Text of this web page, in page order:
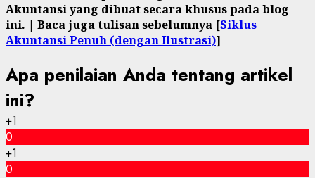
Akuntansi yang dibuat secara khusus pada blog
ini. | Baca juga tulisan sebelumnya [Siklus
Akuntansi Penuh (dengan Ilustrasi)]
Apa penilaian Anda tentang artikel
ini?
+1
0
+1
0